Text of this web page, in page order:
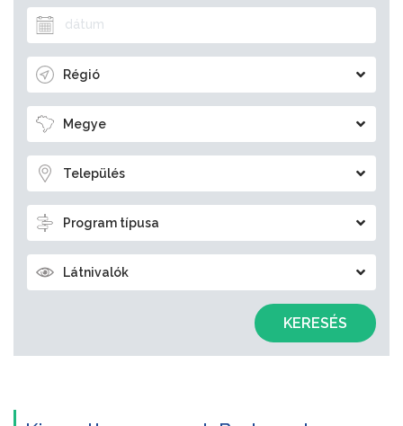
Régió
Megye
Település
Program típusa
Látnivalók
KERESÉS